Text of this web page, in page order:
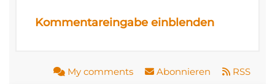
Kommentareingabe einblenden
My comments Abonnieren RSS